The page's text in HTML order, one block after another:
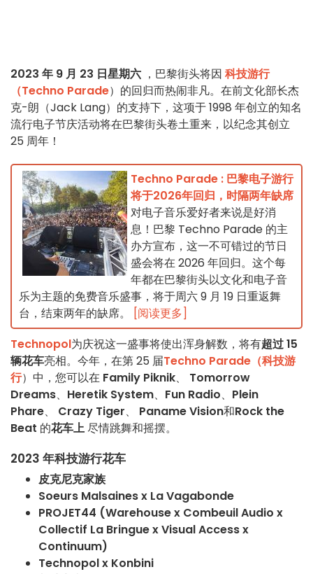
2023 年 9 月 23 日星期六 ，巴黎街头将因 科技游行
（Techno Parade）的回归而热闹非凡。在前文化部长杰
克-朗（Jack Lang）的支持下，这项于 1998 年创立的知名
流行电子节庆活动将在巴黎街头卷土重来，以纪念其创立
25 周年！
Techno Parade : 巴黎电子游行
将于2026年回归，时隔两年缺席
对电子音乐爱好者来说是好消
息！巴黎 Techno Parade 的主
办方宣布，这一不可错过的节日
盛会将在 2026 年回归。这个每
年都在巴黎街头以文化和电子音
乐为主题的免费音乐盛事，将于周六 9 月 19 日重返舞
台，结束两年的缺席。
[阅读更多]
Technopol为庆祝这一盛事将使出浑身解数，将有超过15
辆花车亮相。今年，在第 25 届Techno Parade（科技游
行）中，您可以在 Family Piknik、
Tomorrow
Dreams、 Heretik System、 Fun Radio、 Plein
Phare、 Crazy Tiger、 Paname Vision和Rock the
Beat 的花车上尽情跳舞和摇摆。
2023 年科技游行花车
皮克尼克家族
Soeurs Malsaines x La Vagabonde
PROJET44 (Warehouse x Combeuil Audio x
Collectif La Bringue x Visual Access x
Continuum)
Technopol x Konbini